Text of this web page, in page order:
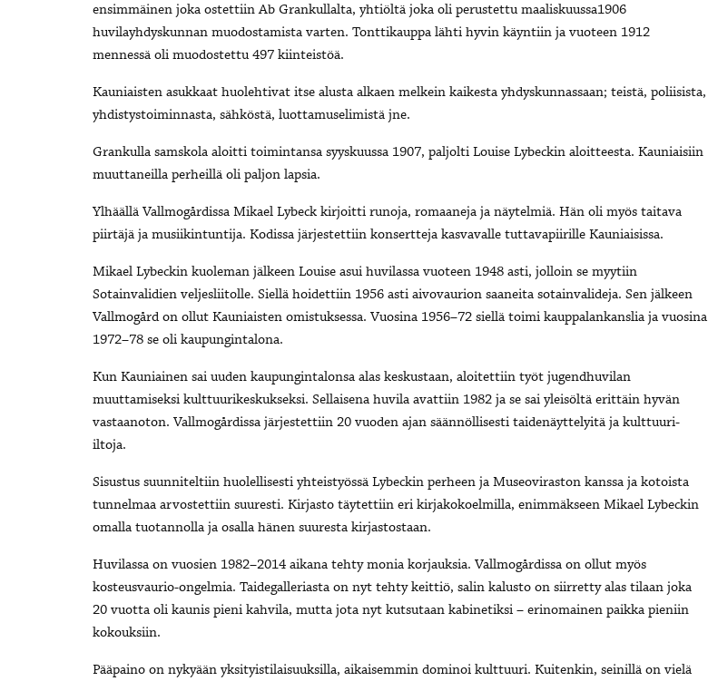
ensimmäinen joka ostettiin Ab Grankullalta, yhtiöltä joka oli perustettu maaliskuussa1906
huvilayhdyskunnan muodostamista varten. Tonttikauppa lähti hyvin käyntiin ja vuoteen 1912
mennessä oli muodostettu 497 kiinteistöä.
Kauniaisten asukkaat huolehtivat itse alusta alkaen melkein kaikesta yhdyskunnassaan; teistä, poliisista,
yhdistystoiminnasta, sähköstä, luottamuselimistä jne.
Grankulla samskola aloitti toimintansa syyskuussa 1907, paljolti Louise Lybeckin aloitteesta. Kauniaisiin
muuttaneilla perheillä oli paljon lapsia.
Ylhäällä Vallmogårdissa Mikael Lybeck kirjoitti runoja, romaaneja ja näytelmiä. Hän oli myös taitava
piirtäjä ja musiikintuntija. Kodissa järjestettiin konsertteja kasvavalle tuttavapiirille Kauniaisissa.
Mikael Lybeckin kuoleman jälkeen Louise asui huvilassa vuoteen 1948 asti, jolloin se myytiin
Sotainvalidien veljesliitolle. Siellä hoidettiin 1956 asti aivovaurion saaneita sotainvalideja. Sen jälkeen
Vallmogård on ollut Kauniaisten omistuksessa. Vuosina 1956–72 siellä toimi kauppalankanslia ja vuosina
1972–78 se oli kaupungintalona.
Kun Kauniainen sai uuden kaupungintalonsa alas keskustaan, aloitettiin työt jugendhuvilan
muuttamiseksi kulttuurikeskukseksi. Sellaisena huvila avattiin 1982 ja se sai yleisöltä erittäin hyvän
vastaanoton. Vallmogårdissa järjestettiin 20 vuoden ajan säännöllisesti taidenäyttelyitä ja kulttuuri-
iltoja.
Sisustus suunniteltiin huolellisesti yhteistyössä Lybeckin perheen ja Museoviraston kanssa ja kotoista
tunnelmaa arvostettiin suuresti. Kirjasto täytettiin eri kirjakokoelmilla, enimmäkseen Mikael Lybeckin
omalla tuotannolla ja osalla hänen suuresta kirjastostaan.
Huvilassa on vuosien 1982–2014 aikana tehty monia korjauksia. Vallmogårdissa on ollut myös
kosteusvaurio-ongelmia. Taidegalleriasta on nyt tehty keittiö, salin kalusto on siirretty alas tilaan joka
20 vuotta oli kaunis pieni kahvila, mutta jota nyt kutsutaan kabinetiksi – erinomainen paikka pieniin
kokouksiin.
Pääpaino on nykyään yksityistilaisuuksilla, aikaisemmin dominoi kulttuuri. Kuitenkin, seinillä on vielä